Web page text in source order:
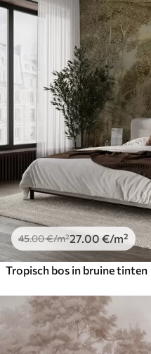
45.00€/m²27 .00 €/m²
Tropisch bos in bruine tinten